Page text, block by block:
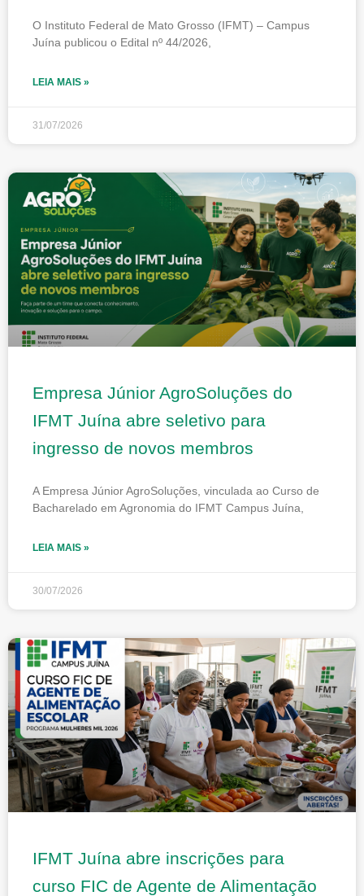
O Instituto Federal de Mato Grosso (IFMT) – Campus
Juína publicou o Edital nº 44/2026,
LEIA MAIS »
31/07/2026
Empresa Júnior AgroSoluções do
IFMT Juína abre seletivo para
ingresso de novos membros
A Empresa Júnior AgroSoluções, vinculada ao Curso de
Bacharelado em Agronomia do IFMT Campus Juína,
LEIA MAIS »
30/07/2026
IFMT Juína abre inscrições para
curso FIC de Agente de Alimentação